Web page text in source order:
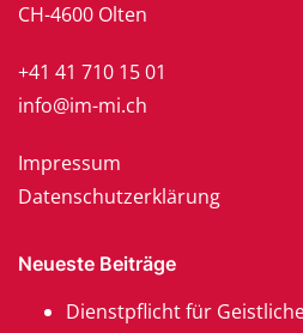
CH-4600 Olten
+41 41 710 15 01
info@im-mi.ch
Impressum
Datenschutzerklärung
Neueste Beiträge
Dienstpflicht für